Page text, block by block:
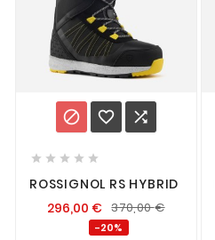
  
    
ROSSIGNOL RS HYBRID
296,00€ 370,00€
-20%